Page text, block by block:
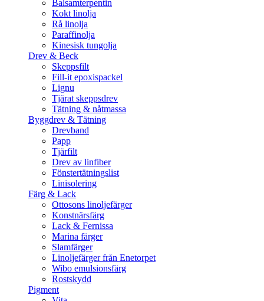
Balsamterpentin
Kokt linolja
Rå linolja
Paraffinolja
Kinesisk tungolja
Drev & Beck
Skeppsfilt
Fill-it epoxispackel
Lignu
Tjärat skeppsdrev
Tätning & nåtmassa
Byggdrev & Tätning
Drevband
Papp
Tjärfilt
Drev av linfiber
Fönstertätningslist
Linisolering
Färg & Lack
Ottosons linoljefärger
Konstnärsfärg
Lack & Fernissa
Marina färger
Slamfärger
Linoljefärger från Enetorpet
Wibo emulsionsfärg
Rostskydd
Pigment